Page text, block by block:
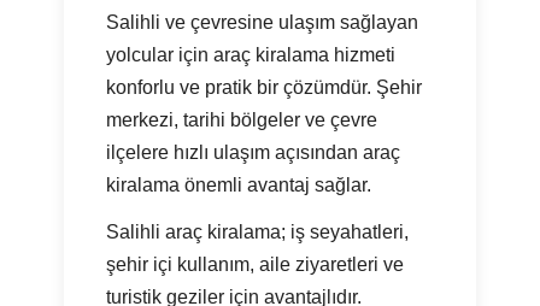
Salihli ve çevresine ulaşım sağlayan
yolcular için araç kiralama hizmeti
konforlu ve pratik bir çözümdür. Şehir
merkezi, tarihi bölgeler ve çevre
ilçelere hızlı ulaşım açısından araç
kiralama önemli avantaj sağlar.
Salihli araç kiralama; iş seyahatleri,
şehir içi kullanım, aile ziyaretleri ve
turistik geziler için avantajlıdır.